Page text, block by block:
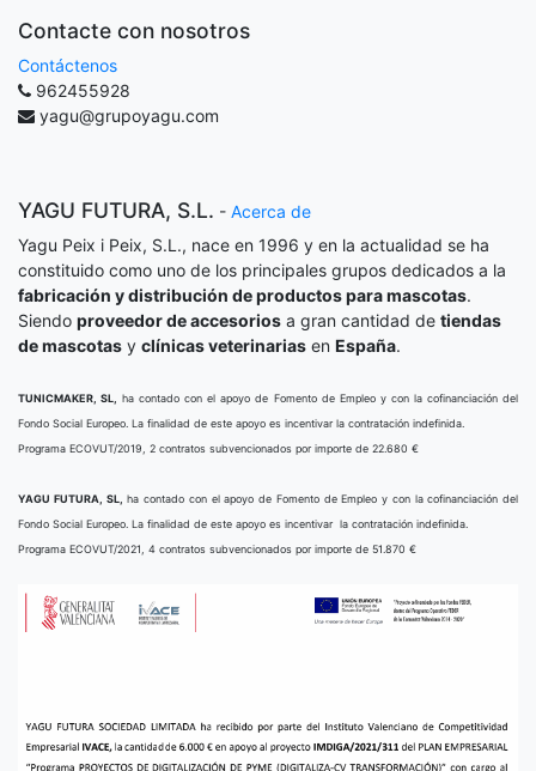
Contacte con nosotros
Contáctenos
962455928
yagu@grupoyagu.com
YAGU FUTURA, S.L. - Acerca de
Yagu Peix i Peix, S.L., nace en 1996 y en la actualidad se ha
constituido como uno de los principales grupos dedicados a la
fabricación y distribución de productos para mascotas.
Siendo proveedor de accesorios a gran cantidad de tiendas
de mascotas y clínicas veterinarias en España.
TUNICMAKER, SL,
ha contado con el apoyo de Fomento de Empleo y con la cofinanciación del
Fondo Social Europeo. La finalidad de este apoyo es incentivar la contratación indefinida.
Programa ECOVUT/2019, 2 contratos subvencionados por importe de 22.680 €
YAGU FUTURA, SL,
ha contado con el apoyo de Fomento de Empleo y con la cofinanciación del
Fondo Social Europeo. La finalidad de este apoyo es incentivar la contratación indefinida.
Programa ECOVUT/2021, 4 contratos subvencionados por importe de 51.870 €